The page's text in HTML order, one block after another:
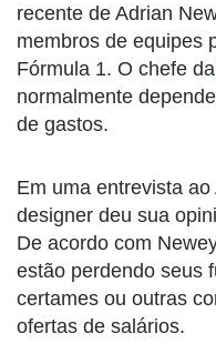
recente de Adrian
membros de equipes
Fórmula 1. O chefe da
normalmente
de gastos.
Em uma entrevista
designer deu sua
De acordo com
estão perdendo seus
certames ou outras
ofertas de salários.